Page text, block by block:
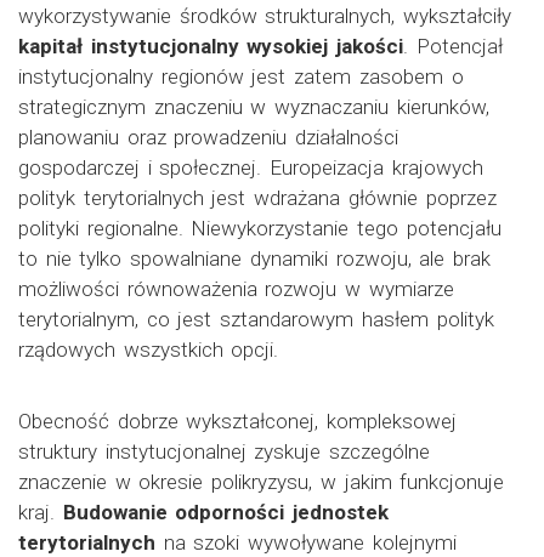
wykorzystywanie środków strukturalnych, wykształciły
kapitał instytucjonalny wysokiej jakości. Potencjał
instytucjonalny regionów jest zatem zasobem o
strategicznym znaczeniu w wyznaczaniu kierunków,
planowaniu oraz prowadzeniu działalności
gospodarczej i społecznej. Europeizacja krajowych
polityk terytorialnych jest wdrażana głównie poprzez
polityki regionalne. Niewykorzystanie tego potencjału
to nie tylko spowalniane dynamiki rozwoju, ale brak
możliwości równoważenia rozwoju w wymiarze
terytorialnym, co jest sztandarowym hasłem polityk
rządowych wszystkich opcji.
Obecność dobrze wykształconej, kompleksowej
struktury instytucjonalnej zyskuje szczególne
znaczenie w okresie polikryzysu, w jakim funkcjonuje
kraj. Budowanie odporności jednostek
terytorialnych na szoki wywoływane kolejnymi